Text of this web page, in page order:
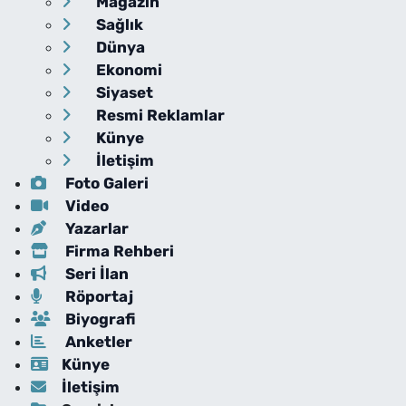
Sağlık
Dünya
Ekonomi
Siyaset
Resmi Reklamlar
Künye
İletişim
Foto Galeri
Video
Yazarlar
Firma Rehberi
Seri İlan
Röportaj
Biyografi
Anketler
Künye
İletişim